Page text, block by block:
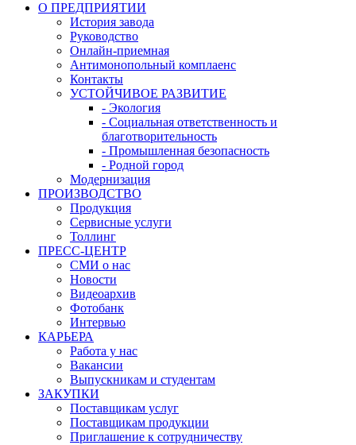
О ПРЕДПРИЯТИИ
История завода
Руководство
Онлайн-приемная
Антимонопольный комплаенс
Контакты
УСТОЙЧИВОЕ РАЗВИТИЕ
- Экология
- Социальная ответственность и
благотворительность
- Промышленная безопасность
- Родной город
Модернизация
ПРОИЗВОДСТВО
Продукция
Сервисные услуги
Толлинг
ПРЕСС-ЦЕНТР
СМИ о нас
Новости
Видеоархив
Фотобанк
Интервью
КАРЬЕРА
Работа у нас
Вакансии
Выпускникам и студентам
ЗАКУПКИ
Поставщикам услуг
Поставщикам продукции
Приглашение к сотрудничеству